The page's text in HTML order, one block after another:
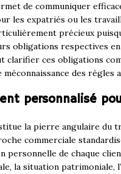
de communiquer
les expatriés ou les
précieux
obligations respectives
clarifier ces obligations
des règles
personnalisé
la pierre angulaire du
commerciale
personnelle de chaque
la situation patrimoniale,